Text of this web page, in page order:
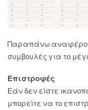
Παραπάνω
συμβουλές για το
Επιστροφές
Εάν δεν είστε
μπορείτε να το